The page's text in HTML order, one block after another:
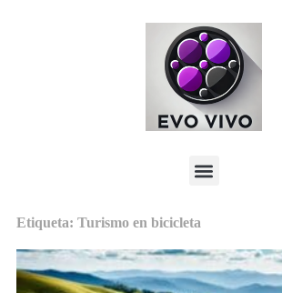
Etiqueta: Turismo en bicicleta